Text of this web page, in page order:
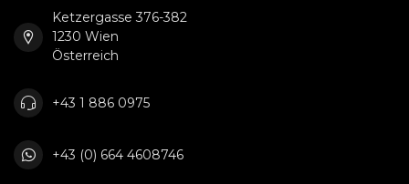
Ketzergasse 376-382
1230 Wien
Österreich
+43 1 886 0975
+43 (0) 664 4608746